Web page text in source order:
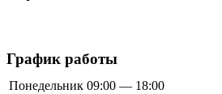
График работы
Понедельник 09:00 — 18:00